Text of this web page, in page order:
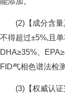
(2)【成分含
不得超过±5%,且
DHA≥35%、
FID气相色谱法检
(3)【权威认